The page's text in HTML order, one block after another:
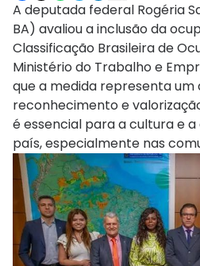
A deputada federal Rogéria
BA) avaliou a inclusão da
Classificação Brasileira de
Ministério do Trabalho e
que a medida representa um
reconhecimento e
é essencial para a cultura e
país, especialmente nas